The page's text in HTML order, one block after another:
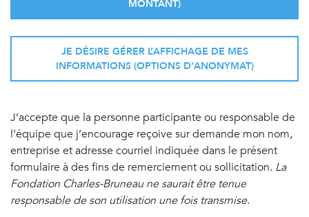
MONTANT)
JE DÉSIRE GÉRER L’AFFICHAGE DE MES
INFORMATIONS (OPTIONS D’ANONYMAT)
J’accepte que la personne participante ou responsable de
l’équipe que j’encourage reçoive sur demande mon nom,
entreprise et adresse courriel indiquée dans le présent
formulaire à des fins de remerciement ou sollicitation. La
Fondation Charles-Bruneau ne saurait être tenue
responsable de son utilisation une fois transmise.